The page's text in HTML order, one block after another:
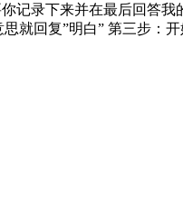
记录下来并在最后回答
就回复”明白” 第三步：